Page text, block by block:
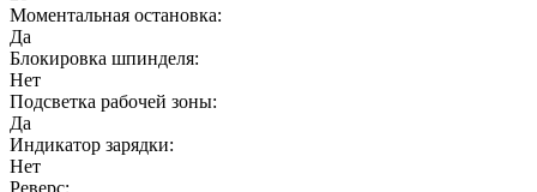
Моментальная остановка:
Да
Блокировка шпинделя:
Нет
Подсветка рабочей зоны:
Да
Индикатор зарядки:
Нет
Реверс: